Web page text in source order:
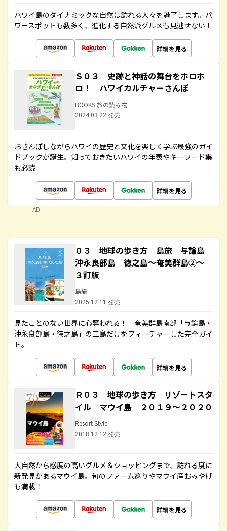
ハワイ島のダイナミックな自然は訪れる人々を魅了します。パ
ワースポットも数多く、進化する自然派グルメも見逃せない！
詳細を見る
Ｓ０３ 史跡と神話の舞台をホロホ
ロ！ ハワイカルチャーさんぽ
BOOKS 旅の読み物
2024.03.22 発売
おさんぽしながらハワイの歴史と文化を楽しく学ぶ最強のガイ
ドブックが誕生。知っておきたいハワイの年表やキーワード集
も必読
詳細を見る
AD
０３ 地球の歩き方 島旅 与論島
沖永良部島 徳之島～奄美群島②～
３訂版
島旅
2025.12.11 発売
見たことのない世界に心奪われる！ 奄美群島南部「与論島・
沖永良部島・徳之島」の三島だけをフィーチャーした完全ガイ
ド。
詳細を見る
Ｒ０３ 地球の歩き方 リゾートスタ
イル マウイ島 ２０１９～２０２０
Resort Style
2018.12.12 発売
大自然から感度の高いグルメ＆ショッピングまで、訪れる度に
新発見があるマウイ島。旬のファーム巡りやマウイ産おみやげ
も満載！
詳細を見る